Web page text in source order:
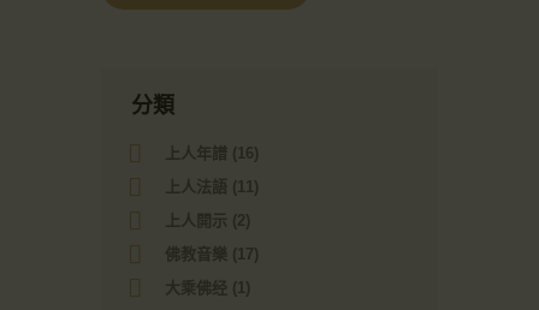
分類
上人年譜 (16)
上人法語 (11)
上人開示 (2)
佛教音樂 (17)
大乘佛经 (1)